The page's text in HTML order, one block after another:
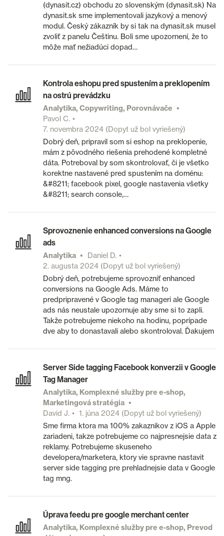
(dynasit.cz) obchodu zo slovenským (dynasit.sk) Na
dynasit.sk sme implementovali jazykový a menový
modul. Český zákazník by si tak na dynasit.sk musel
zvoliť z panelu Češtinu. Boli sme upozornení, že to
môže mať nežiadúci dopad…
Kontrola eshopu pred spustením a preklopením
na ostrú prevádzku
Analytika, Copywriting, Porovnávače
Pavol C.
7. novembra 2024(Dopyt už bol vyriešený)
Dobrý deň, pripravil som si eshop na preklopenie,
mám z pôvodného riešenia prehodené kompletné
dáta. Potreboval by som skontrolovať, či je všetko
korektne nastavené pred spustením na doménu:
&#8211; facebook pixel, google nastavenia všetky
&#8211; search console,…
Sprovoznenie enhanced conversions na Google
ads
Analytika
Daniel D.
2. augusta 2024(Dopyt už bol vyriešený)
Dobrý deň, potrebujeme sprovozniť enhanced
conversions na Google Ads. Máme to
predpripravené v Google tag manageri ale Google
ads nás neustale upozornuje aby sme si to zapli.
Takže potrebujeme niekoho na hodinu, poprípade
dve aby to donastavali alebo skontroloval. Ďakujem
Server Side tagging Facebook konverzii v Google
Tag Manager
Analytika, Komplexné služby pre e-shop,
Marketingová stratégia
David J.
1. júna 2024(Dopyt už bol vyriešený)
Sme firma ktora ma 100% zakaznikov z iOS a Apple
zariadeni, takze potrebujeme co najpresnejsie data z
reklamy. Potrebujeme skuseneho
developera/marketera, ktory vie spravne nastavit
server side tagging pre prehladnejsie data v Google
tag mng.
Úprava feedu pre google merchant center
Analytika, Komplexné služby pre e-shop, Prevod